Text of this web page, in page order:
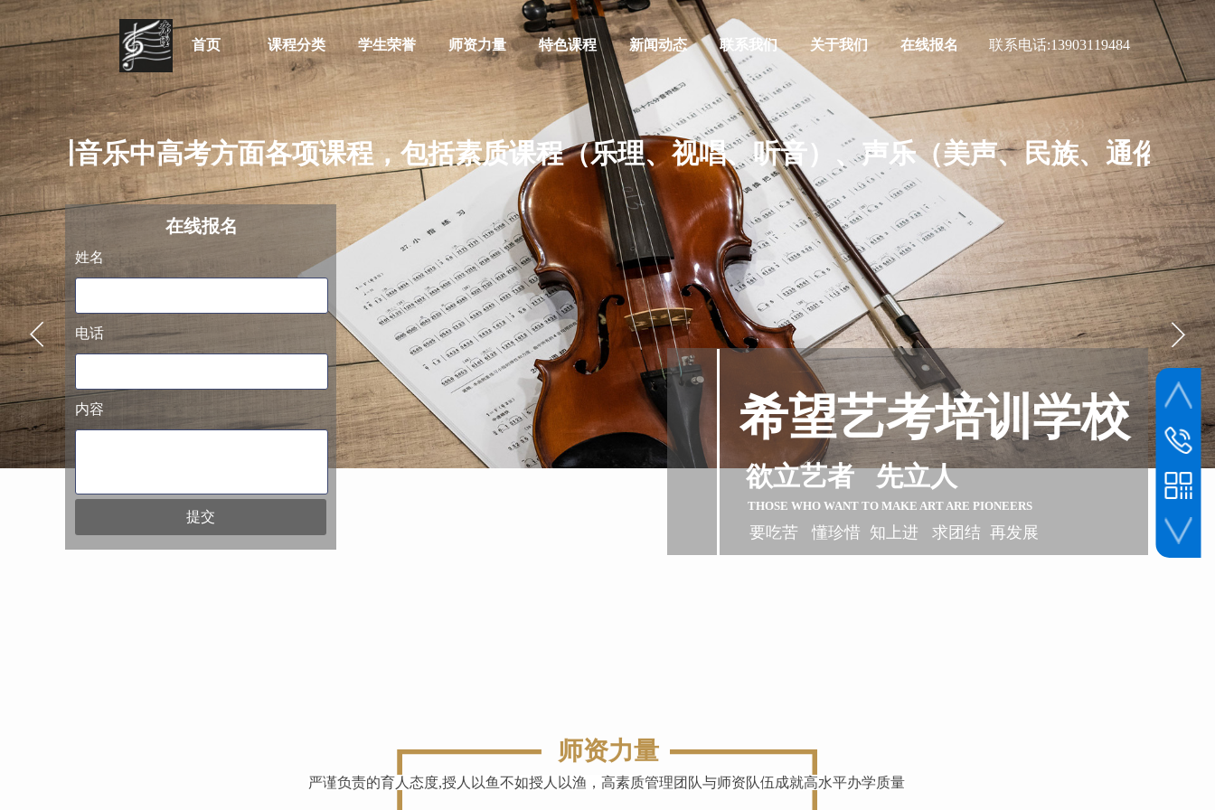
联系电话:13903119484
首页 课程分类 学生荣誉 师资力量 特色课程 新闻动态 联系我们 关于我们 在线报名
训音乐中高考方面各项课程，包括素质课程（乐理、视唱、听音）、声乐（美声、民族、通俗）
阿萨德
在线报名
姓名
电话
内容
提交
阿萨德
希望艺考培训学校
欲立艺者 先立人
THOSE WHO WANT TO MAKE ART ARE PIONEERS
要吃苦 懂珍惜 知上进 求团结 再发展
师资力量
严谨负责的育人态度,授人以鱼不如授人以渔，高素质管理团队与师资队伍成就高水平办学质量
联系电话